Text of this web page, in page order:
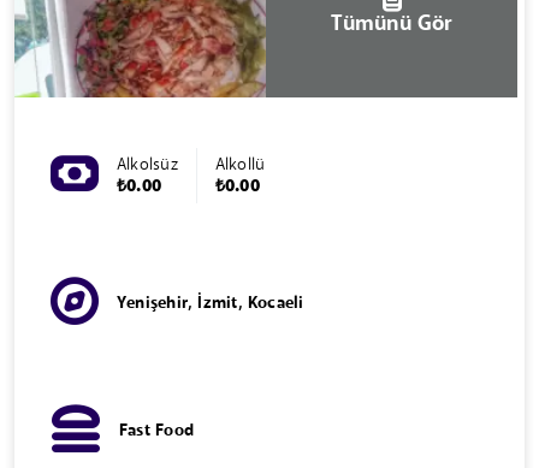
Tümünü Gör
Alkolsüz
₺0.00
Alkollü
₺0.00
Yenişehir, İzmit, Kocaeli
Fast Food